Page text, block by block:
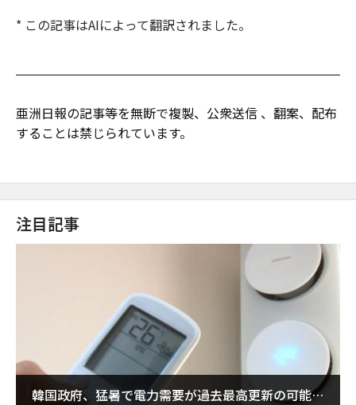
* この記事はAIによって翻訳されました。
亜洲日報の記事等を無断で複製、公衆送信 、翻案、配布
することは禁じられています。
注目記事
韓国政府、猛暑で電力需要が過去最高更新の可能性